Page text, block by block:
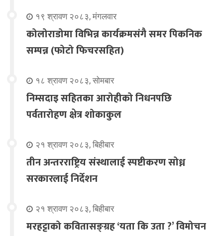
१९ श्रावण २०८३, मंगलवार
कोलोराडोमा विभिन्न कार्यक्रमसंगै समर पिकनिक
सम्पन्न (फोटो फिचरसहित)
१८ श्रावण २०८३, सोमबार
निम्सदाइ सहितका आरोहीको निधनपछि
पर्वतारोहण क्षेत्र शोकाकुल
२१ श्रावण २०८३, बिहीबार
तीन अन्तरराष्ट्रिय संस्थालाई स्पष्टीकरण सोध्न
सरकारलाई निर्देशन
२१ श्रावण २०८३, बिहीबार
मरहट्टाको कवितासङ्ग्रह ‘यता कि उता ?’ विमोचन